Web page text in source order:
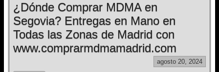
¿Dónde Comprar MDMA en
Segovia? Entregas en Mano en
Todas las Zonas de Madrid con
www.comprarmdmamadrid.com
agosto 20, 2024